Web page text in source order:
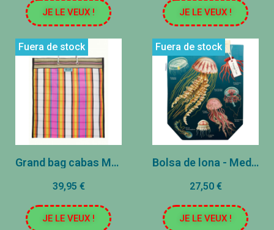
JE LE VEUX ! JE LE VEUX !
Fuera de stock
Grand bag cabas Mercado - Medianoche
39,95 €
JE LE VEUX !
Fuera de stock
Bolsa de lona - Medusas
27,50 €
JE LE VEUX !